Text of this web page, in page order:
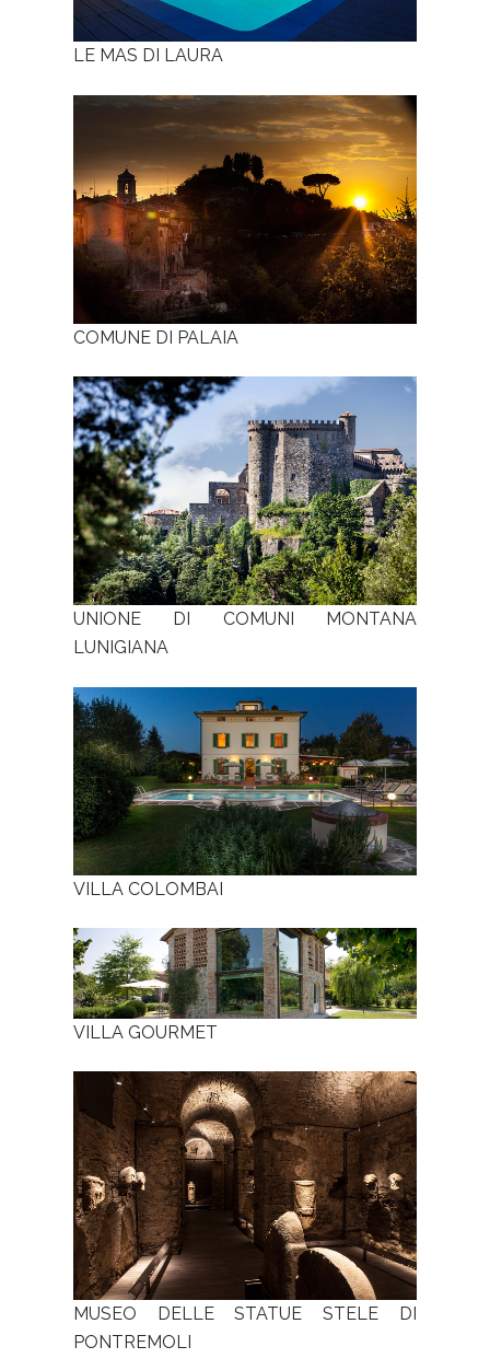
LE MAS DI LAURA
COMUNE DI PALAIA
UNIONE DI COMUNI MONTANA
LUNIGIANA
VILLA COLOMBAI
VILLA GOURMET
MUSEO DELLE STATUE STELE DI
PONTREMOLI